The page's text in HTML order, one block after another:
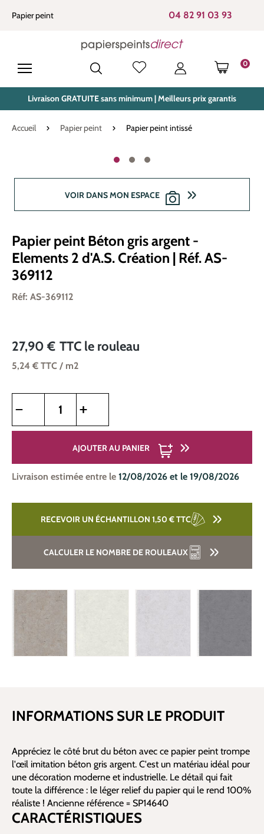
principal
Papier peint 04 82 91 03 93
0
LE
Livraison GRATUITE sans minimum | Meilleurs prix garantis
Accueil Papier peint Papier peint intissé
VOIR DANS MON ESPACE
Papier peint Béton gris argent -
Elements 2 d'A.S. Création | Réf. AS-
369112
Réf: AS-369112
27,90 € TTC le rouleau
5,24 € TTC / m2
AJOUTER AU PANIER
Livraison estimée entre le 12/08/2026 et le 19/08/2026
RECEVOIR UN ÉCHANTILLON 1,50 €TTC
CALCULER LE NOMBRE DE ROULEAUX
INFORMATIONS SUR LE PRODUIT
Appréciez le côté brut du béton avec ce papier peint trompe
l'œil imitation béton gris argent. C'est un matériau idéal pour
une décoration moderne et industrielle. Le détail qui fait
toute la différence : le léger relief du papier qui le rend 100%
réaliste ! Ancienne référence = SP14640
CARACTÉRISTIQUES